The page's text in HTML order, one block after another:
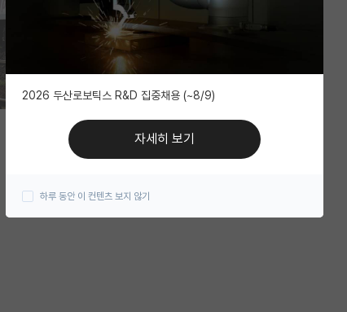
2026 두산로보틱스 R&D 집중채용 (~8/9)
자세히 보기
하루 동안 이 컨텐츠 보지 않기